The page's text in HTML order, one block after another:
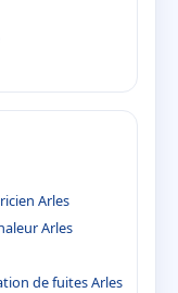
Arles
Arles
de fuites Arles